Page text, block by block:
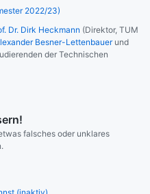
2022/23)
Dr. Dirk Heckmann (Direktor, TUM
Besner-Lettenbauerund
der Technischen
falsches oder unklares